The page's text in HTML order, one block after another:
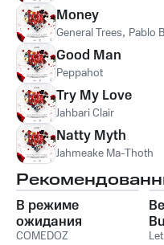
Money
General Trees, Pablo
Good Man
Peppahot
Try My Love
Jahbari Clair
Natty Myth
Jahmeake Ma-Thoth
В режиме
ожидания
COMEDOZ